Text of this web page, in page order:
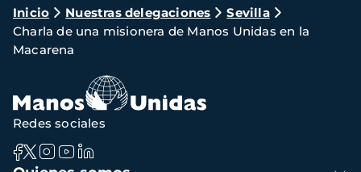
Ruta
de
navegación
Inicio Nuestras delegaciones
Sevilla
Charla de una misionera de Manos Unidas en la
Macarena
Redes sociales